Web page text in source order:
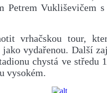
Petrem Vukliševičem
vrhačskou tour,
jako vydařenou. Další
chystá ve středu
vysokém.